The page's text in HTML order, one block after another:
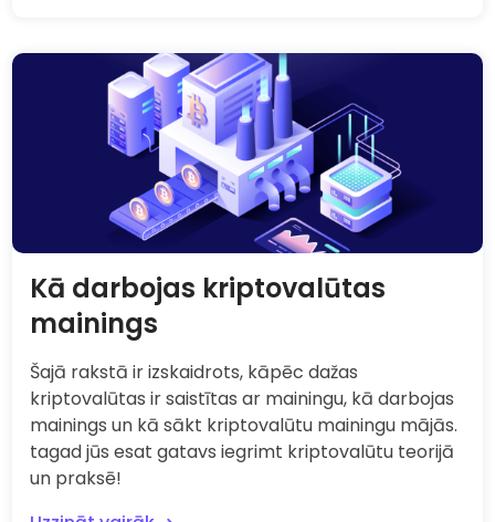
Kā darbojas kriptovalūtas
mainings
Šajā rakstā ir izskaidrots, kāpēc dažas
kriptovalūtas ir saistītas ar mainingu, kā darbojas
mainings un kā sākt kriptovalūtu mainingu mājās.
tagad jūs esat gatavs iegrimt kriptovalūtu teorijā
un praksē!